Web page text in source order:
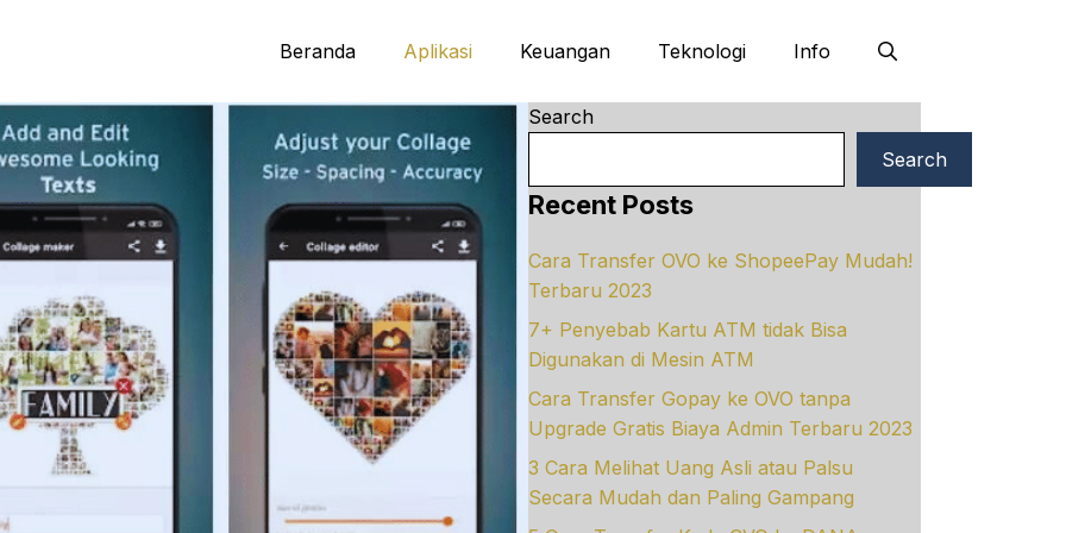
Beranda Aplikasi Keuangan Teknologi Info
Search
Search
Recent Posts
Cara Transfer OVO ke ShopeePay Mudah!
Terbaru 2023
7+ Penyebab Kartu ATM tidak Bisa
Digunakan di Mesin ATM
Cara Transfer Gopay ke OVO tanpa
Upgrade Gratis Biaya Admin Terbaru 2023
3 Cara Melihat Uang Asli atau Palsu
Secara Mudah dan Paling Gampang